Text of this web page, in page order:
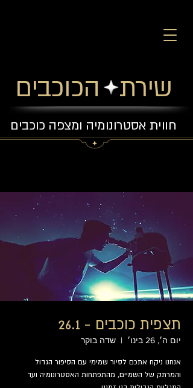
שירת הכוכבים
חווית אסטרונומיה ומצפה כוכבים
תצפית כוכבים - 26.1
יום ה׳, 26 בינו׳
  |
שדה בוקר
אנחנו ניקח אתכם לסיור שמימי עם הסיפור הגדול
והמרתק של השמיים, מהתפתחות האסטרונומיה ועד